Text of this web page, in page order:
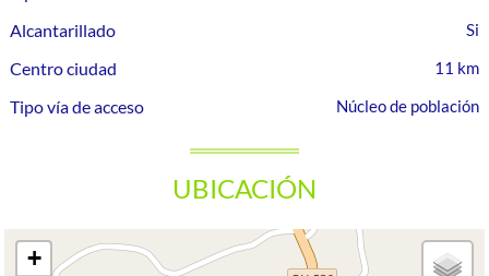
Alcantarillado
Centro ciudad
11 km
Tipo vía de acceso Núcleo de población
UBICACIÓN
+